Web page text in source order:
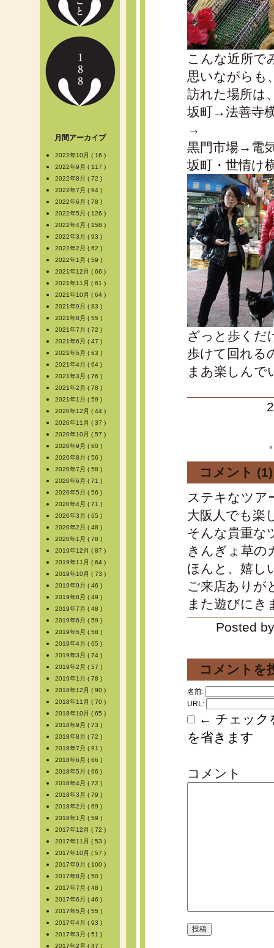
こんな近所で
思いながらも
訪れた場所は
坂町→法善寺
→
黒門市場→電
坂町・世情け
ざっと歩くだ
歩けて回れる
まあ楽しんで
«
コメント (1)
ステキなツア
大阪人でも楽
そんな貴重な
きんぎょ草の
ほんと、嬉し
ご来店ありが
また遊びにき
Posted
コメントを
名前:
URL:
← チェック
を省きます
コメント
月間アーカイブ
2022年10月 ( 16 )
2022年9月 ( 117 )
2022年8月 ( 72 )
2022年7月 ( 94 )
2022年6月 ( 78 )
2022年5月 ( 126 )
2022年4月 ( 158 )
2022年3月 ( 93 )
2022年2月 ( 62 )
2022年1月 ( 59 )
2021年12月 ( 66 )
2021年11月 ( 61 )
2021年10月 ( 64 )
2021年9月 ( 83 )
2021年8月 ( 55 )
2021年7月 ( 72 )
2021年6月 ( 47 )
2021年5月 ( 63 )
2021年4月 ( 64 )
2021年3月 ( 76 )
2021年2月 ( 78 )
2021年1月 ( 59 )
2020年12月 ( 44 )
2020年11月 ( 37 )
2020年10月 ( 57 )
2020年9月 ( 60 )
2020年8月 ( 56 )
2020年7月 ( 58 )
2020年6月 ( 71 )
2020年5月 ( 56 )
2020年4月 ( 71 )
2020年3月 ( 65 )
2020年2月 ( 48 )
2020年1月 ( 78 )
2019年12月 ( 87 )
2019年11月 ( 64 )
2019年10月 ( 73 )
2019年9月 ( 46 )
2019年8月 ( 49 )
2019年7月 ( 48 )
2019年6月 ( 59 )
2019年5月 ( 58 )
2019年4月 ( 65 )
2019年3月 ( 74 )
2019年2月 ( 57 )
2019年1月 ( 78 )
2018年12月 ( 90 )
2018年11月 ( 70 )
2018年10月 ( 65 )
2018年9月 ( 73 )
2018年8月 ( 72 )
2018年7月 ( 91 )
2018年6月 ( 66 )
2018年5月 ( 66 )
2018年4月 ( 72 )
2018年3月 ( 79 )
2018年2月 ( 69 )
2018年1月 ( 59 )
2017年12月 ( 72 )
2017年11月 ( 53 )
2017年10月 ( 57 )
2017年9月 ( 100 )
2017年8月 ( 50 )
2017年7月 ( 48 )
2017年6月 ( 46 )
2017年5月 ( 55 )
2017年4月 ( 93 )
2017年3月 ( 51 )
2017年2月 ( 47 )